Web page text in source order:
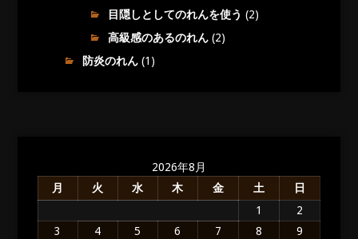
目隠しとしてのれんを使う (2)
高級感のあるのれん(2)
防炎のれん(1)
2026年8月
月
火 水 木 金 土
日
1
2
3
4 5 6 7 8
9